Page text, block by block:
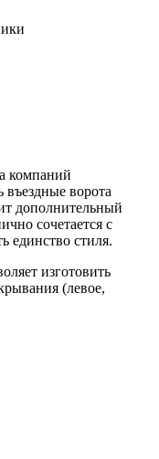
компаний
ворота
дополнительный
сочетается с
единство стиля.
изготовить
(левое,